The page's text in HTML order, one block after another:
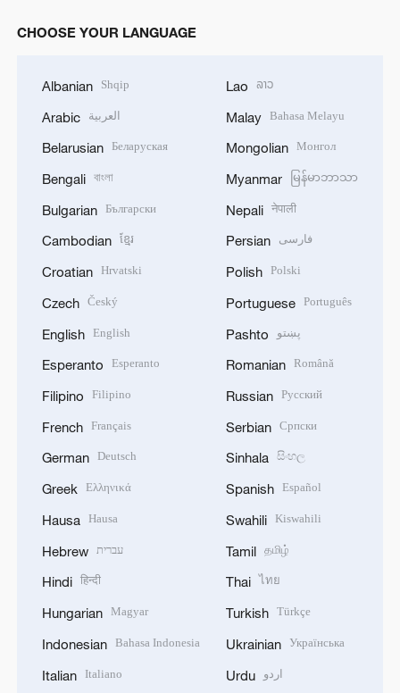
CHOOSE YOUR LANGUAGE
Albanian Shqip
Arabic العربية
Belarusian Беларуская
Bengali বাংলা
Bulgarian Български
Cambodian ខ្មែរ
Croatian Hrvatski
Czech Český
English English
Esperanto Esperanto
Filipino Filipino
French Français
German Deutsch
Greek Ελληνικά
Hausa Hausa
Hebrew עברית
Hindi हिन्दी
Hungarian Magyar
Indonesian Bahasa Indonesia
Italian Italiano
Lao ລາວ
Malay Bahasa Melayu
Mongolian Монгол
Myanmar မြန်မာဘာသာ
Nepali नेपाली
Persian فارسی
Polish Polski
Portuguese Português
Pashto پښتو
Romanian Română
Russian Русский
Serbian Српски
Sinhala සිංහල
Spanish Español
Swahili Kiswahili
Tamil தமிழ்
Thai ไทย
Turkish Türkçe
Ukrainian Українська
Urdu اردو